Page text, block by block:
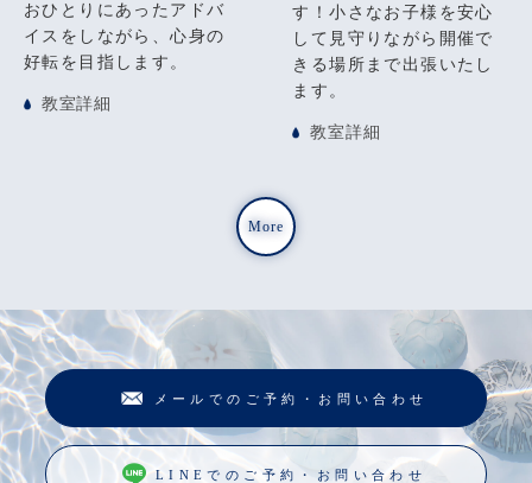
おひとりにあったアドバ
イスをしながら、心身の
好転を目指します。
教室詳細
す！小さなお子様を安心
して見守りながら開催で
きる場所まで出張いたし
ます。
教室詳細
More
メールでのご予約・お問い合わせ
LINEでのご予約・お問い合わせ